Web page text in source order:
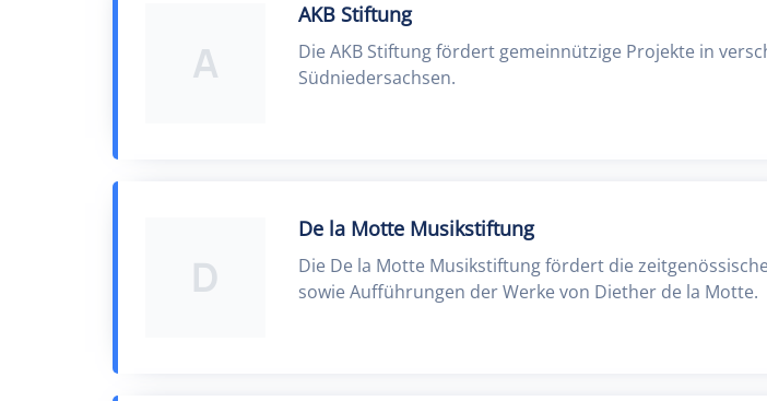
A
AKB Stiftung
Die AKB Stiftung fördert gemeinnützige Projekte in
Südniedersachsen.
D
De la Motte Musikstiftung
Die De la Motte Musikstiftung fördert die
sowie Aufführungen der Werke von Diether de la Motte.